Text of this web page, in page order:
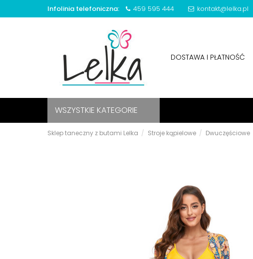
Infolinia telefoniczna: 459 595 444 kontakt@lelka.pl
DOSTAWA I PŁATNOŚĆ
WSZYSTKIE KATEGORIE
Sklep taneczny z butami Lelka Stroje kąpielowe Dwuczęściowe